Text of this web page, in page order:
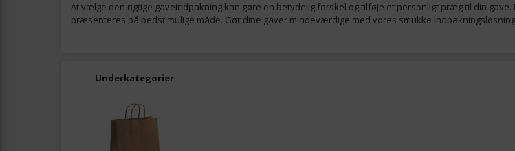
At vælge den rigtige gaveindpakning kan gøre en betydelig forskel og tilføje et personligt præg til din
præsenteres på bedst mulige måde. Gør dine gaver mindeværdige med vores smukke
Underkategorier